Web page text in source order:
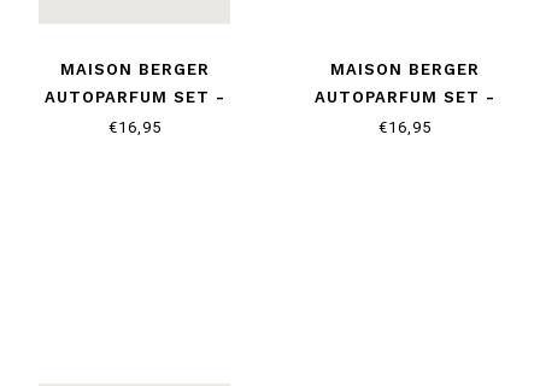
MAISON BERGER
AUTOPARFUM SET -
COLLECTIE ESTIVAL -
€16,95
MAISON BERGER
AUTOPARFUM SET -
COLLECTIE COSY - MUSC
€16,95